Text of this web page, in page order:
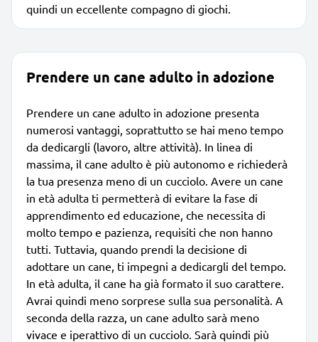
quindi un eccellente compagno di giochi.
Prendere un cane adulto in adozione
Prendere un cane adulto in adozione presenta
numerosi vantaggi, soprattutto se hai meno tempo
da dedicargli (lavoro, altre attività). In linea di
massima, il cane adulto è più autonomo e richiederà
la tua presenza meno di un cucciolo. Avere un cane
in età adulta ti permetterà di evitare la fase di
apprendimento ed educazione, che necessita di
molto tempo e pazienza, requisiti che non hanno
tutti. Tuttavia, quando prendi la decisione di
adottare un cane, ti impegni a dedicargli del tempo.
In età adulta, il cane ha già formato il suo carattere.
Avrai quindi meno sorprese sulla sua personalità. A
seconda della razza, un cane adulto sarà meno
vivace e iperattivo di un cucciolo. Sarà quindi più